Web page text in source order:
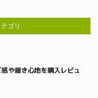
ゴリ
や履き心地を購入レビュ